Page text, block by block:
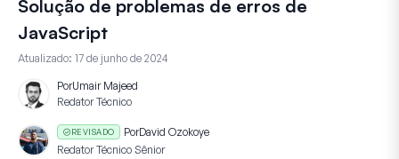
Solução de problemas de erros de
JavaScript
Atualizado: 17 de junho de 2024
PorUmair Majeed
Redator Técnico
REVISADO PorDavid Ozokoye
Redator Técnico Sênior